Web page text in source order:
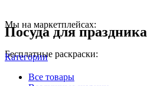
Мы на маркетплейсах:
Бесплатные раскраски:
Посуда для праздника
Категории
Все товары